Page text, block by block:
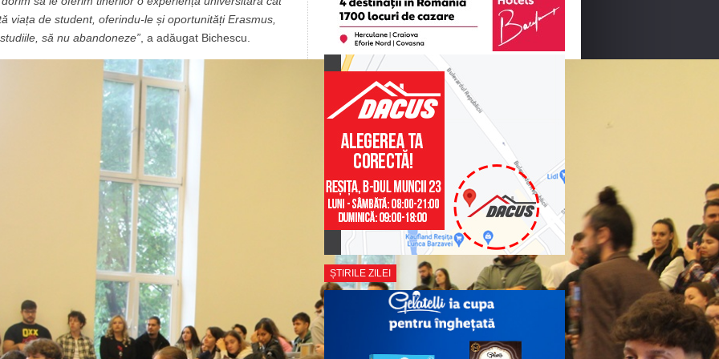
viața de student, oferindu-le și oportunități Erasmus,
să nu abandoneze” , a adăugat Bichescu.
ȘTIRILE ZILEI